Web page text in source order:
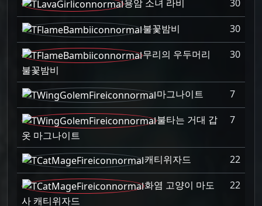
용암 소녀 라비
30
불꽃밤비
30
무리의 우두머리
불꽃밤비
30
마그나이트
7
불타는 거대 갑
옷 마그나이트
7
캐티위자드
22
화염 고양이 마도
사 캐티위자드
22